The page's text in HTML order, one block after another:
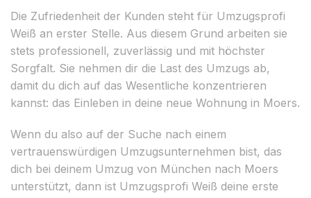
Die Zufriedenheit der Kunden steht für Umzugsprofi
Weiß an erster Stelle. Aus diesem Grund arbeiten sie
stets professionell, zuverlässig und mit höchster
Sorgfalt. Sie nehmen dir die Last des Umzugs ab,
damit du dich auf das Wesentliche konzentrieren
kannst: das Einleben in deine neue Wohnung in Moers.
Wenn du also auf der Suche nach einem
vertrauenswürdigen Umzugsunternehmen bist, das
dich bei deinem Umzug von München nach Moers
unterstützt, dann ist Umzugsprofi Weiß deine erste